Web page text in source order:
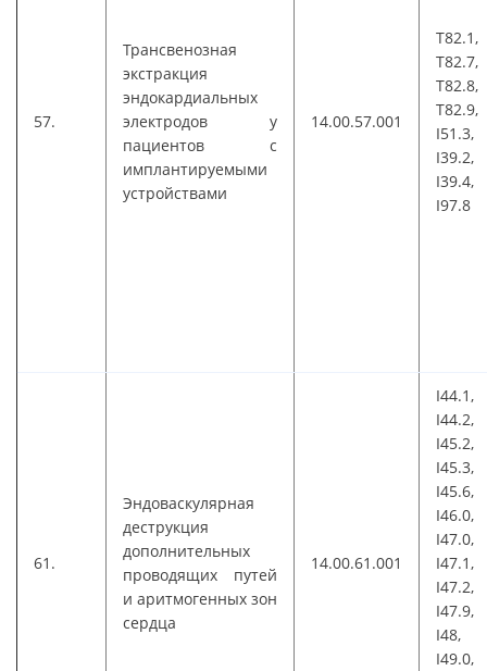
57.
Трансвенозная
экстракция
эндокардиальных
электродов у
пациентов с
имплантируемыми
устройствами
14.00.57.001
T82.1,
T82.7,
T82.8,
T82.9,
I51.3,
I39.2,
I39.4,
I97.8
61.
Эндоваскулярная
деструкция
дополнительных
проводящих путей
и аритмогенных зон
сердца
14.00.61.001
I44.1,
I44.2,
I45.2,
I45.3,
I45.6,
I46.0,
I47.0,
I47.1,
I47.2,
I47.9,
I48,
I49.0,